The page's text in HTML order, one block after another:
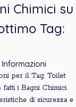
Chimici su
Tag:
per il Tag: Toilet
i Bagni Chimici.
di sicurezza e